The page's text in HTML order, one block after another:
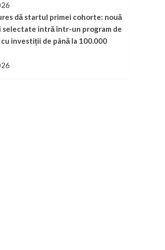
dă startul primei cohorte: nouă
intră într-un program de
investiții de până la 100.000